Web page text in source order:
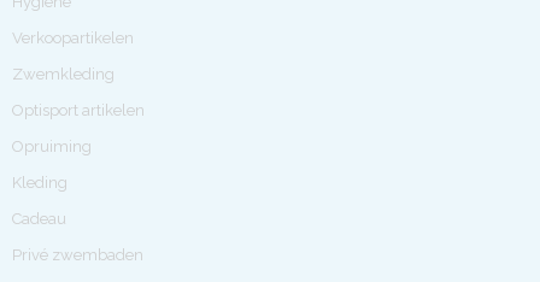
Verkoopartikelen
Zwemkleding
Optisport artikelen
Opruiming
Kleding
Cadeau
Privé zwembaden